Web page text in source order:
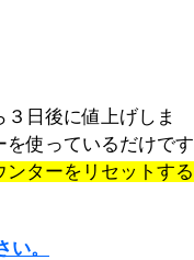
日後に値上げしま
使っているだけです
ンターをリセットする
。